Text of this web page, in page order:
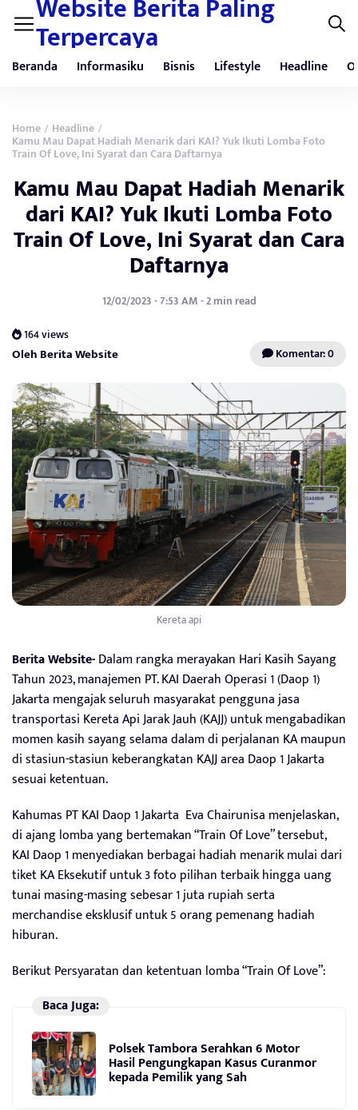
Website Berita Paling
Terpercaya
Beranda Informasiku Bisnis Lifestyle Headline
Home / Headline /
Kamu Mau Dapat Hadiah Menarik dari KAI? Yuk Ikuti Lomba Foto
Train Of Love, Ini Syarat dan Cara Daftarnya
Kamu Mau Dapat Hadiah Menarik
dari KAI? Yuk Ikuti Lomba Foto
Train Of Love, Ini Syarat dan Cara
Daftarnya
12/02/2023 - 7:53 AM - 2 min read
164 views
Oleh Berita Website Komentar: 0
Kereta api
Berita Website-Dalam rangka merayakan Hari Kasih Sayang
Tahun 2023, manajemen PT. KAI Daerah Operasi 1 (Daop 1)
Jakarta mengajak seluruh masyarakat pengguna jasa
transportasi Kereta Api Jarak Jauh (KAJJ) untuk mengabadikan
momen kasih sayang selama dalam di perjalanan KA maupun
di stasiun-stasiun keberangkatan KAJJ area Daop 1 Jakarta
sesuai ketentuan.
Kahumas PT KAI Daop 1 Jakarta Eva Chairunisa menjelaskan,
di ajang lomba yang bertemakan “Train Of Love” tersebut,
KAI Daop 1 menyediakan berbagai hadiah menarik mulai dari
tiket KA Eksekutif untuk 3 foto pilihan terbaik hingga uang
tunai masing-masing sebesar 1 juta rupiah serta
merchandise eksklusif untuk 5 orang pemenang hadiah
hiburan.
Berikut Persyaratan dan ketentuan lomba “Train Of Love”:
Baca Juga:
Polsek Tambora Serahkan 6 Motor
Hasil Pengungkapan Kasus Curanmor
kepada Pemilik yang Sah